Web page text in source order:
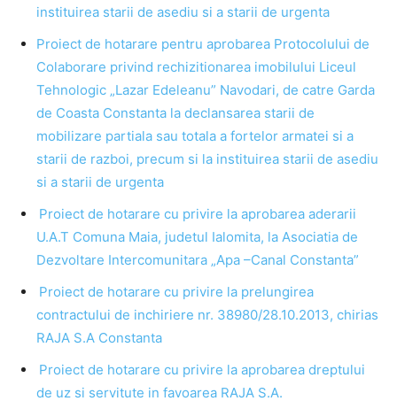
instituirea starii de asediu si a starii de urgenta
Proiect de hotarare pentru aprobarea Protocolului de
Colaborare privind rechizitionarea imobilului Liceul
Tehnologic „Lazar Edeleanu” Navodari, de catre Garda
de Coasta Constanta la declansarea starii de
mobilizare partiala sau totala a fortelor armatei si a
starii de razboi, precum si la instituirea starii de asediu
si a starii de urgenta
Proiect de hotarare cu privire la aprobarea aderarii
U.A.T Comuna Maia, judetul Ialomita, la Asociatia de
Dezvoltare Intercomunitara „Apa –Canal Constanta”
Proiect de hotarare cu privire la prelungirea
contractului de inchiriere nr. 38980/28.10.2013, chirias
RAJA S.A Constanta
Proiect de hotarare cu privire la aprobarea dreptului
de uz si servitute in favoarea RAJA S.A.